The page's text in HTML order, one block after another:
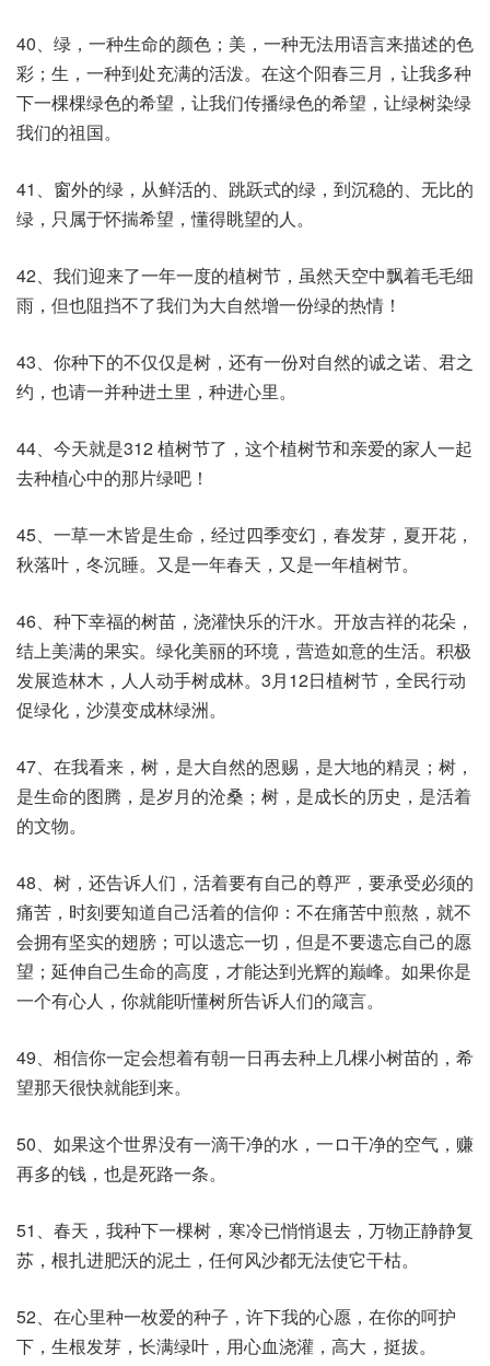
40、绿，一种生命的颜色；美，一种无法用语言来描述的色
彩；生，一种到处充满的活泼。在这个阳春三月，让我多种
下一棵棵绿色的希望，让我们传播绿色的希望，让绿树染绿
我们的祖国。
41、窗外的绿，从鲜活的、跳跃式的绿，到沉稳的、无比的
绿，只属于怀揣希望，懂得眺望的人。
42、我们迎来了一年一度的植树节，虽然天空中飘着毛毛细
雨，但也阻挡不了我们为大自然增一份绿的热情！
43、你种下的不仅仅是树，还有一份对自然的诚之诺、君之
约，也请一并种进土里，种进心里。
44、今天就是312 植树节了，这个植树节和亲爱的家人一起
去种植心中的那片绿吧！
45、一草一木皆是生命，经过四季变幻，春发芽，夏开花，
秋落叶，冬沉睡。又是一年春天，又是一年植树节。
46、种下幸福的树苗，浇灌快乐的汗水。开放吉祥的花朵，
结上美满的果实。绿化美丽的环境，营造如意的生活。积极
发展造林木，人人动手树成林。3月12日植树节，全民行动
促绿化，沙漠变成林绿洲。
47、在我看来，树，是大自然的恩赐，是大地的精灵；树，
是生命的图腾，是岁月的沧桑；树，是成长的历史，是活着
的文物。
48、树，还告诉人们，活着要有自己的尊严，要承受必须的
痛苦，时刻要知道自己活着的信仰：不在痛苦中煎熬，就不
会拥有坚实的翅膀；可以遗忘一切，但是不要遗忘自己的愿
望；延伸自己生命的高度，才能达到光辉的巅峰。如果你是
一个有心人，你就能听懂树所告诉人们的箴言。
49、相信你一定会想着有朝一日再去种上几棵小树苗的，希
望那天很快就能到来。
50、如果这个世界没有一滴干净的水，一ロ干净的空气，赚
再多的钱，也是死路一条。
51、春天，我种下一棵树，寒冷已悄悄退去，万物正静静复
苏，根扎进肥沃的泥土，任何风沙都无法使它干枯。
52、在心里种一枚爱的种子，许下我的心愿，在你的呵护
下，生根发芽，长满绿叶，用心血浇灌，高大，挺拔。